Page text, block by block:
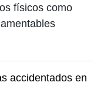
físicos como
accidentados en